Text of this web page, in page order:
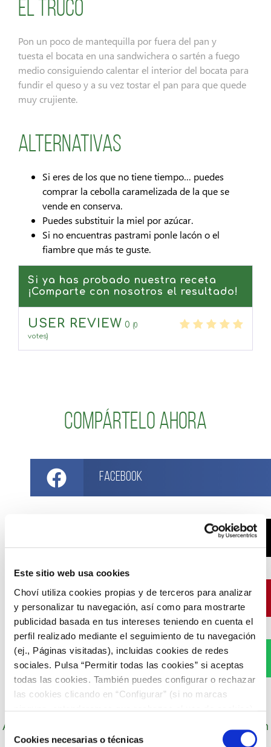
Este sitio web usa cookies
Choví utiliza cookies propias y de terceros para analizar
y personalizar tu navegación, así como para mostrarte
publicidad basada en tus intereses teniendo en cuenta el
perfil realizado mediante el seguimiento de tu navegación
(ej., Páginas visitadas), incluidas cookies de redes
sociales. Pulsa “Permitir todas las cookies” si aceptas
todas las cookies. También puedes configurar o rechazar
las cookies clicando en “Configurar” (si no marcas
COOKIES.
Selección
deCookies necesarias o técnicas
El truco
Pon un poco de mantequilla por fuera del pan y
tuesta el bocata en una sandwichera o sartén a fuego
medio consiguiendo calentar el interior del bocata para
fundir el queso y a su vez tostar el pan para que quede
muy crujiente.
Alternativas
Si eres de los que no tiene tiempo… puedes
comprar la cebolla caramelizada de la que se
vende en conserva.
Puedes substituir la miel por azúcar.
Si no encuentras pastrami ponle lacón o el
fiambre que más te guste.
Si ya has probado nuestra receta
¡Comparte con nosotros el resultado!
USER REVIEW 0 (0
votes)
Compártelo ahora
Facebook
Pinterest
WhatsApp
Autor: Cocineros de Choví, expertos en recetas con
salsas para el disfrute.